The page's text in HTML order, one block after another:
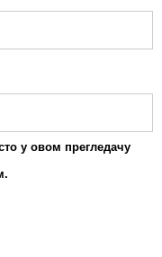
у овом прегледачу